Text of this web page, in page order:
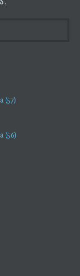
(57)
(56)